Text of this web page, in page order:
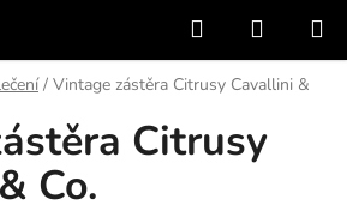
Hľadať
KOŠÍK
/ Vintage zástěra Citrusy Cavallini &
Citrusy
Co.